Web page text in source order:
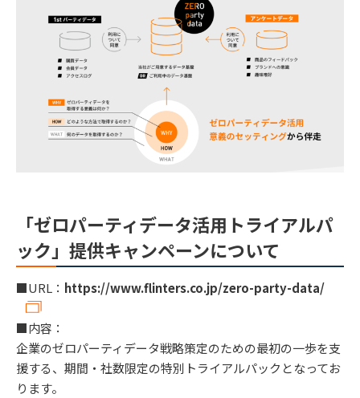
「ゼロパーティデータ活用トライアルパ
ック」提供キャンペーンについて
■URL： https://www.flinters.co.jp/zero-party-data/
■内容：
企業のゼロパーティデータ戦略策定のための最初の一歩を支
援する、期間・社数限定の特別トライアルパックとなってお
ります。